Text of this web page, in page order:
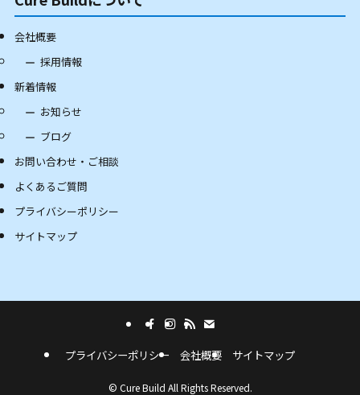
会社概要
採用情報
新着情報
お知らせ
ブログ
お問い合わせ・ご相談
よくあるご質問
プライバシーポリシー
サイトマップ
プライバシーポリシー 会社概要 サイトマップ
© Cure Build All Rights Reserved.